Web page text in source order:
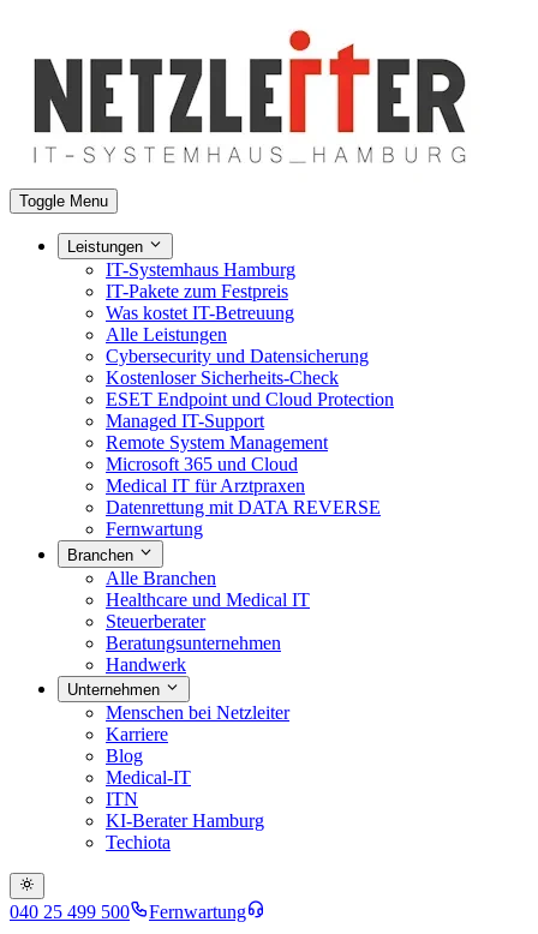
Toggle Menu
Leistungen
IT-Systemhaus Hamburg
IT-Pakete zum Festpreis
Was kostet IT-Betreuung
Alle Leistungen
Cybersecurity und Datensicherung
Kostenloser Sicherheits-Check
ESET Endpoint und Cloud Protection
Managed IT-Support
Remote System Management
Microsoft 365 und Cloud
Medical IT für Arztpraxen
Datenrettung mit DATA REVERSE
Fernwartung
Branchen
Alle Branchen
Healthcare und Medical IT
Steuerberater
Beratungsunternehmen
Handwerk
Unternehmen
Menschen bei Netzleiter
Karriere
Blog
Medical-IT
ITN
KI-Berater Hamburg
Techiota
040 25 499 500 Fernwartung